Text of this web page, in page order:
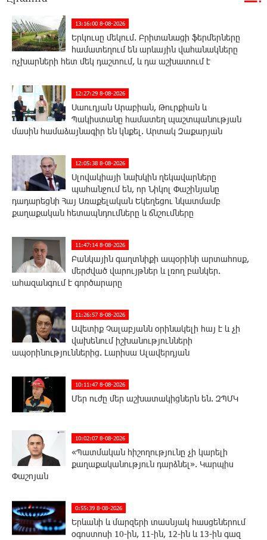
13:16:00 8-08-2026
Երկուսը մեկում. Բրիտանացի ֆերմերները
համատեղում են արևային վահանակները
ոչխարների հետ մեկ դաշտում, և դա աշխատում է
12:27:29 8-08-2026
Սաուդյան Արաբիան, Թուրքիան և
Պակիստանը համատեղ պաշտպանության
մասին համաձայնագիր են կնքել. Արտակ Զաքարյան
12:05:38 8-08-2026
Սլովակիայի նախկին ղեկավարները
պահանջում են, որ Նիկոլ Փաշինյանը
դադարեցնի Հայ Առաքելական Եկեղեցու նկատմամբ
քաղաքական հետապնդումները և ճնշումները
11:47:14 8-08-2026
Բանկային գաղտնիքի ապօրինի արտահոսք,
մերժված վարույթներ և լռող բանկեր.
ահազանգում է գործարարը
11:26:57 8-08-2026
Ավետիք Չալաբյանն օրինակելի հայ է և չի
վախենում իշխանությունների
ապօրինություններից. Լարիսա Ալավերդյան
10:11:47 8-08-2026
Մեր ուժը մեր աշխատակիցներն են. ԶՊՄԿ
10:02:07 8-08-2026
«Պատմական հիշողությունը չի կարելի
քաղաքականություն դարձնել». Կարպիս
Փաշոյան
0:55:39 8-08-2026
Երևանի և մարզերի տասնյակ հասցեներում
օգոստոսի 10-ին, 11-ին, 12-ին և 13-ին գազ